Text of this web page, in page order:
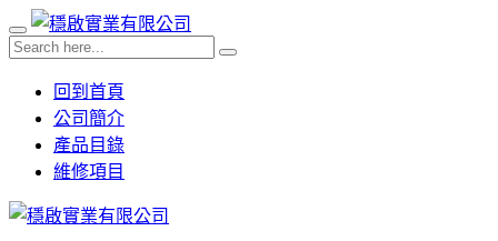
回到首頁
公司簡介
產品目錄
維修項目